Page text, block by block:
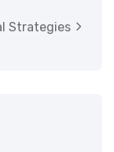
Strategies